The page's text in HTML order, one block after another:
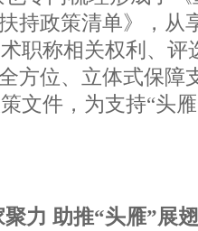
持政策清单》，从
职称相关权利、评
方位、立体式保障
文件，为支持“头
力 助推“头雁”展